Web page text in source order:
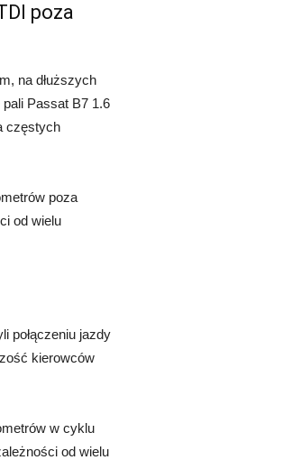
poza
na dłuższych
Passat B7 1.6
częstych
poza
od wielu
połączeniu jazdy
kierowców
w cyklu
od wielu